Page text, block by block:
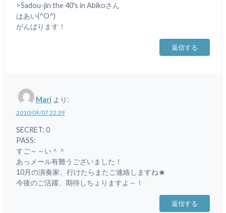
>Sadou-jin the 40's in Abikoさん
はあい(^O^)
がんばります！
返信する
Mari より:
2010/09/07 22:39
SECRET: 0
PASS:
すご～～い＾＾
あっメール有難うございました！
10月の演奏家、行けたらまたご連絡しますね★
今後のご活躍、期待しちょりますよ～！
返信する